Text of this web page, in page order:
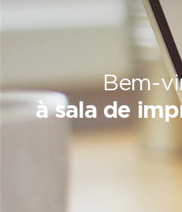
Bem-
à sala de